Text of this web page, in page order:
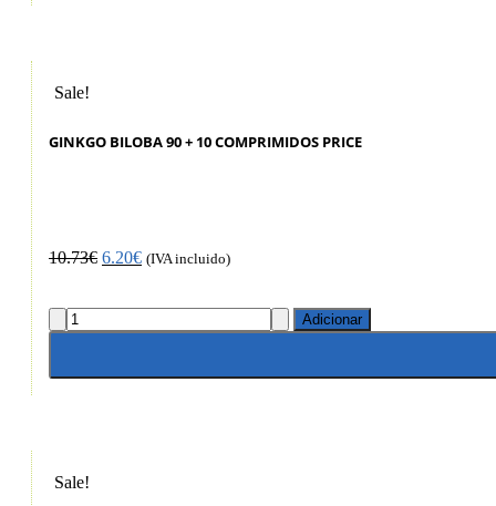
Sale!
GINKGO BILOBA 90 + 10 COMPRIMIDOS PRICE
10.73€ 6.20€ (IVA incluido)
Adicionar
Sale!